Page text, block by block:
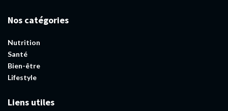
Nos catégories
Nutrition
Santé
Bien-être
Lifestyle
Liens utiles